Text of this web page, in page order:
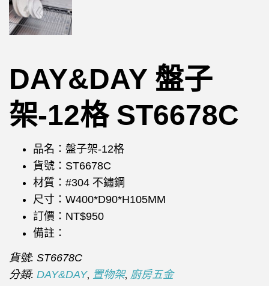
DAY&DAY 盤子
架-12格 ST6678C
品名：盤子架-12格
貨號：ST6678C
材質：#304 不鏽鋼
尺寸：W400*D90*H105MM
訂價：NT$950
備註：
貨號: ST6678C
分類: DAY&DAY, 置物架, 廚房五金